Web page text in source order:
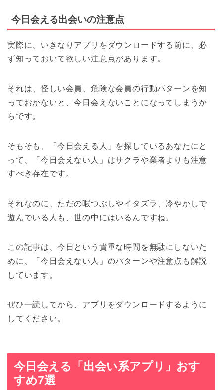
今日会える出会いの注意点
実際に、いきなりアプリをダウンロードする前に、必
ず知っておいて欲しい注意点があります。
それは、怪しい会員、危険な会員の行動パターンを知
っておかないと、今日会えないことになってしまうか
らです。
そもそも、「今日会える人」を探しているあなたにと
って、「今日会えない人」はサクラや業者よりも注意
すべき存在です。
それなのに、ただの暇つぶしやイタズラ、冷やかしで
遊んでいる人も、世の中にはいるんですね。
この記事は、今日という貴重な時間を無駄にしないた
めに、「今日会えない人」のパターンや注意点も解説
しています。
ぜひ一読してから、アプリをダウンロードするように
してください。
今日会える「出会い系アプリ」おす
すめ7選